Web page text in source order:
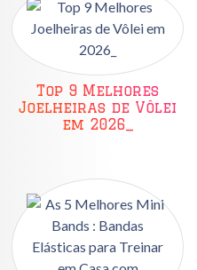
Top 9 Melhores
Joelheiras de Vôlei
em 2026_